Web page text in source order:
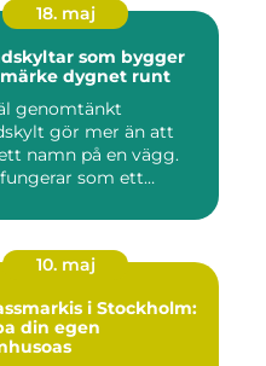
18. maj
som bygger
dygnet runt
genomtänkt
gör mer än att
namn på en vägg.
som ett
10. maj
i Stockholm:
din egen